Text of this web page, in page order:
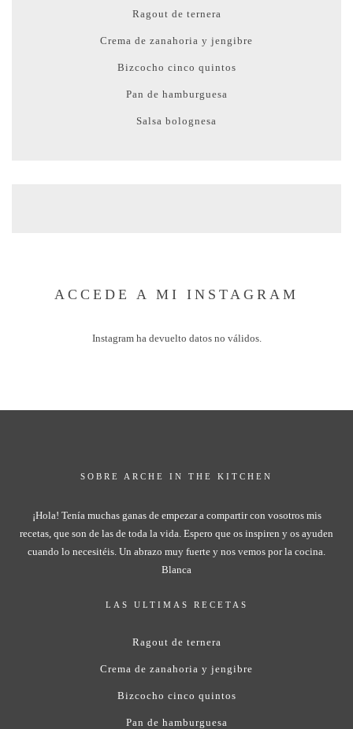
Ragout de ternera
Crema de zanahoria y jengibre
Bizcocho cinco quintos
Pan de hamburguesa
Salsa bolognesa
ACCEDE A MI INSTAGRAM
Instagram ha devuelto datos no válidos.
SOBRE ARCHE IN THE KITCHEN
¡Hola! Tenía muchas ganas de empezar a compartir con vosotros mis
recetas, que son de las de toda la vida. Espero que os inspiren y os ayuden
cuando lo necesitéis. Un abrazo muy fuerte y nos vemos por la cocina.
Blanca
LAS ULTIMAS RECETAS
Ragout de ternera
Crema de zanahoria y jengibre
Bizcocho cinco quintos
Pan de hamburguesa